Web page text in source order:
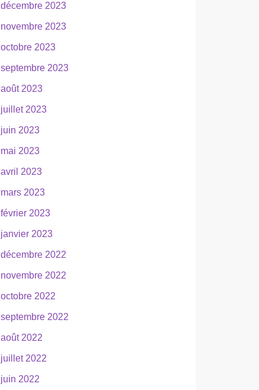
décembre 2023
novembre 2023
octobre 2023
septembre 2023
août 2023
juillet 2023
juin 2023
mai 2023
avril 2023
mars 2023
février 2023
janvier 2023
décembre 2022
novembre 2022
octobre 2022
septembre 2022
août 2022
juillet 2022
juin 2022